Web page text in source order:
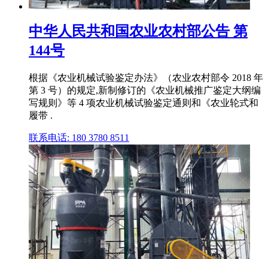
中华人民共和国农业农村部公告 第
144号
根据《农业机械试验鉴定办法》（农业农村部令 2018 年
第 3 号）的规定,新制修订的《农业机械推广鉴定大纲编
写规则》等 4 项农业机械试验鉴定通则和《农业轮式和
履带 .
联系电话: 180 3780 8511